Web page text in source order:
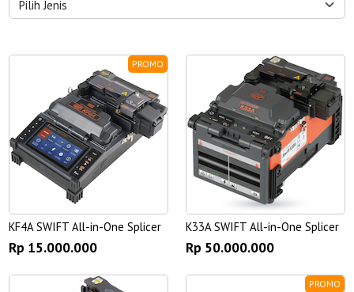
PROMO
KF4A SWIFT All-in-One Splicer
Rp 15.000.000
K33A SWIFT All-in-One Splicer
Rp 50.000.000
PROMO